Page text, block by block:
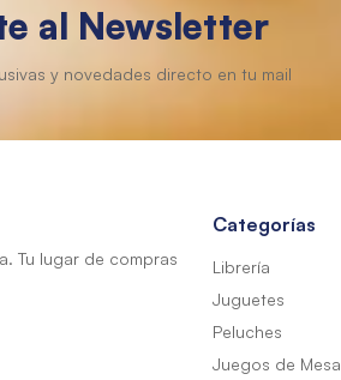
al Newsletter
Tu lugar de compras
Categorías
Librería
Juguetes
Peluches
Juegos de Mesa